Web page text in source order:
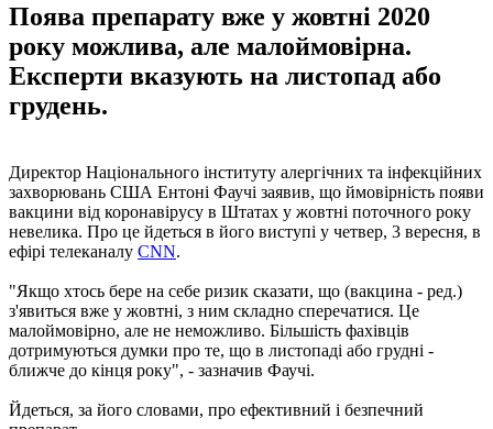
Поява препарату вже у жовтні 2020
року можлива, але малоймовірна.
Експерти вказують на листопад або
грудень.
Директор Національного інституту алергічних та інфекційних
захворювань США Ентоні Фаучі заявив, що ймовірність появи
вакцини від коронавірусу в Штатах у жовтні поточного року
невелика. Про це йдеться в його виступі у четвер, 3 вересня, в
ефірі телеканалу CNN.
"Якщо хтось бере на себе ризик сказати, що (вакцина - ред.)
з'явиться вже у жовтні, з ним складно сперечатися. Це
малоймовірно, але не неможливо. Більшість фахівців
дотримуються думки про те, що в листопаді або грудні -
ближче до кінця року", - зазначив Фаучі.
Йдеться, за його словами, про ефективний і безпечний